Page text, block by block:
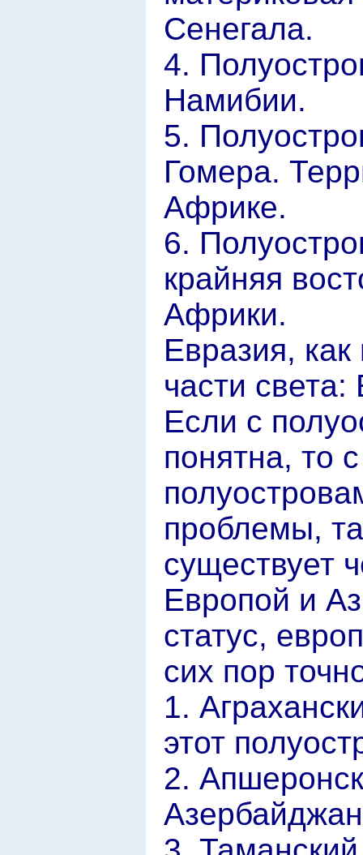
Сенегала.
4.
Намибии.
5.
Гомера.
Африке.
6.
крайняя
Африки.
Евразия,
части
Если с
понятна, то
проблемы,
существует
Европой и
статус,
сих пор
1.
этот
2.